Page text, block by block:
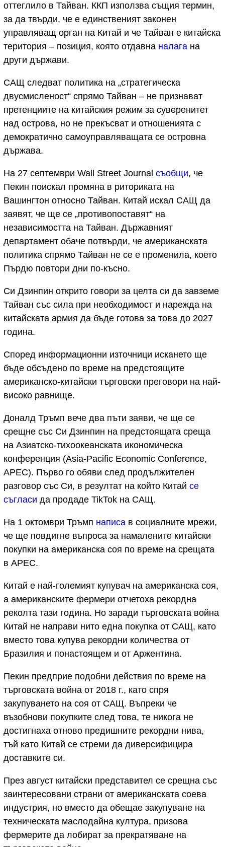
оттеглило в Тайван. ККП използва същия термин,
за да твърди, че е единственият законен
управляващ орган на Китай и че Тайван е китайска
територия – позиция, която отдавна налага на
други държави.
САЩ следват политика на „стратегическа
двусмисленост“ спрямо Тайван – не признават
претенциите на китайския режим за суверенитет
над острова, но не прекъсват и отношенията с
демократично самоуправляващата се островна
държава.
На 27 септември Wall Street Journal съобщи, че
Пекин поискал промяна в риториката на
Вашингтон относно Тайван. Китай искал САЩ да
заявят, че ще се „противопоставят“ на
независимостта на Тайван. Държавният
департамент обаче потвърди, че американската
политика спрямо Тайван не се е променила, което
Пърдю повтори дни по-късно.
Си Дзинпин открито говори за целта си да завземе
Тайван със сила при необходимост и нарежда на
китайската армия да бъде готова за това до 2027
година.
Според информационни източници искането ще
бъде обсъдено по време на предстоящите
американско-китайски търговски преговори на най-
високо равнище.
Доналд Тръмп вече два пъти заяви, че ще се
срещне със Си Дзинпин на предстоящата среща
на Азиатско-тихоокеанската икономическа
конференция (Asia-Pacific Economic Conference,
APEC). Първо го обяви след продължителен
разговор със Си, в резултат на който Китай се
съгласи да продаде TikTok на САЩ.
На 1 октомври Тръмп написа в социалните мрежи,
че ще повдигне въпроса за намалените китайски
покупки на американска соя по време на срещата
в APEC.
Китай е най-големият купувач на американска соя,
а американските фермери отчетоха рекордна
реколта тази година. Но заради търговската война
Китай не направи нито една покупка от САЩ, като
вместо това купува рекордни количества от
Бразилия и понастоящем и от Аржентина.
Пекин предприе подобни действия по време на
търговската война от 2018 г., като спря
закупуването на соя от САЩ. Въпреки че
възобнови покупките след това, те никога не
достигнаха отново предишните рекордни нива,
тъй като Китай се стреми да диверсифицира
доставките си.
През август китайски представител се срещна със
заинтересовани страни от американската соева
индустрия, но вместо да обещае закупуване на
техническата маслодайна култура, призова
фермерите да лобират за прекратяване на